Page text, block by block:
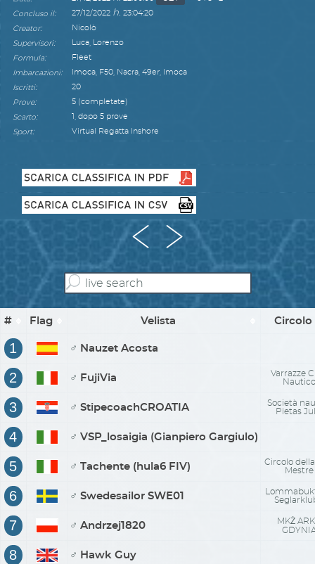
Concluso il: 27/12/2022 h. 23:04:20
Creator:
Nicolò
Supervisori:
Luca, Lorenzo
Formula
Fleet
Imbarcazioni:
Imoca, F50, Nacra, 49er, Imoca
Iscritti:
20
Prove:
5 (completate)
Scarto
1, dopo 5 prove
Sport: Virtual Regatta Inshore